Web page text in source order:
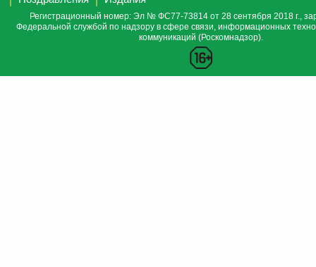
Регистрационный номер: Эл № ФС77-73814 от 28 сентября 2018 г.,
Федеральной службой по надзору в сфере связи, информационных
коммуникаций (Роскомнадзор).